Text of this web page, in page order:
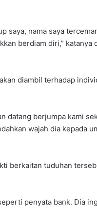
saya, nama saya
berdiam diri,” katanya
diambil terhadap
datang berjumpa kami
wajah dia kepada
berkaitan tuduhan
penyata bank. Dia